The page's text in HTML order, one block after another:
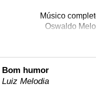
Músico
Oswaldo
Bom humor
Luiz Melodia